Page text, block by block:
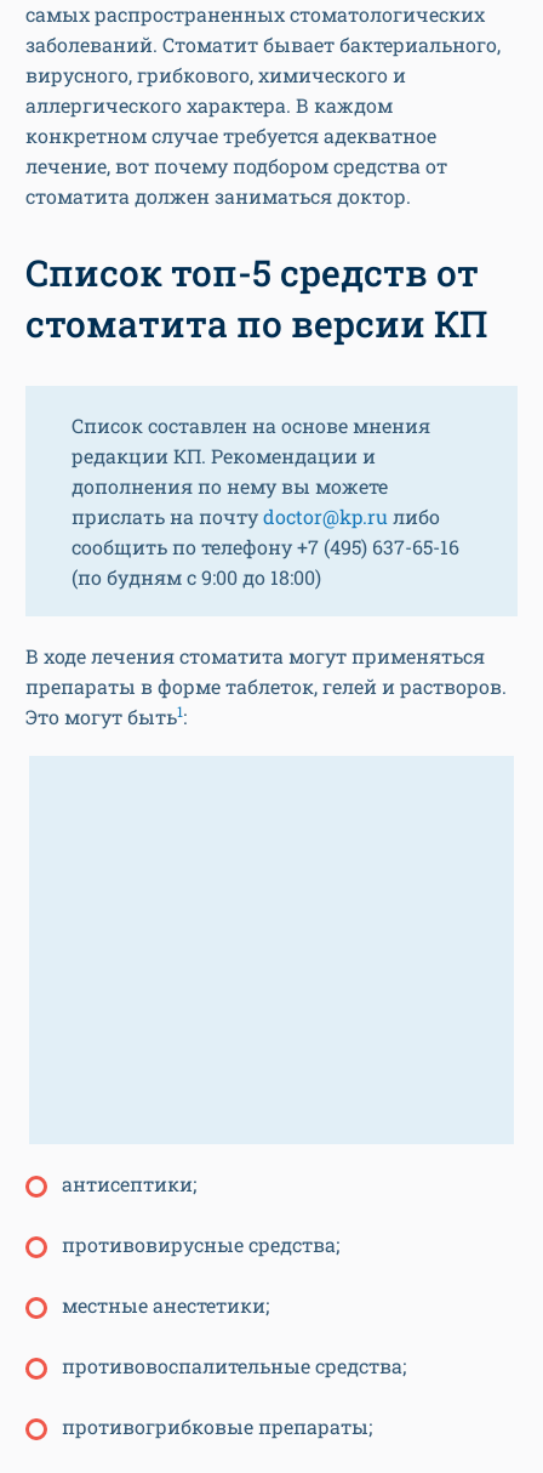
самых распространенных стоматологических
заболеваний. Стоматит бывает бактериального,
вирусного, грибкового, химического и
аллергического характера. В каждом
конкретном случае требуется адекватное
лечение, вот почему подбором средства от
стоматита должен заниматься доктор.
Список топ-5 средств от
стоматита по версии КП
Список составлен на основе мнения
редакции КП. Рекомендации и
дополнения по нему вы можете
прислать на почтуdoctor@kp.ruлибо
сообщить по телефону +7 (495) 637-65-16
(по будням с 9:00 до 18:00)
В ходе лечения стоматита могут применяться
препараты в форме таблеток, гелей и растворов.
Это могут быть1:
антисептики;
противовирусные средства;
местные анестетики;
противовоспалительные средства;
противогрибковые препараты;